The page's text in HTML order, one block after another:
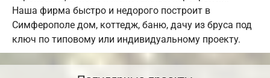
Наша фирма быстро и недорого построит в
Симферополе дом, коттедж, баню, дачу из бруса под
ключ по типовому или индивидуальному проекту.